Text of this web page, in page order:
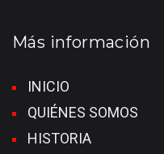
Más información
INICIO
QUIÉNES SOMOS
HISTORIA